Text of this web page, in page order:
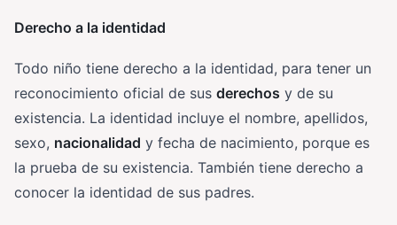
Derecho a la identidad
Todo niño tiene derecho a la identidad, para tener un
reconocimiento oficial de sus derechos y de su
existencia. La identidad incluye el nombre, apellidos,
sexo, nacionalidad y fecha de nacimiento, porque es
la prueba de su existencia. También tiene derecho a
conocer la identidad de sus padres.